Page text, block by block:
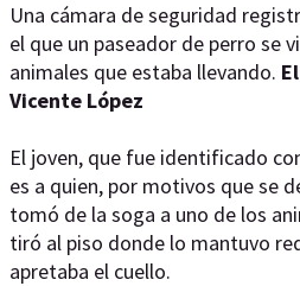
Una cámara de seguridad
el que un paseador de perro se
animales que estaba llevando.
Vicente López
El joven, que fue identificado
es a quien, por motivos que se
tomó de la soga a uno de los
tiró al piso donde lo mantuvo
apretaba el cuello.